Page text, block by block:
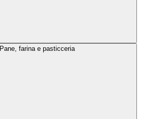
Pane, farina e pasticceria